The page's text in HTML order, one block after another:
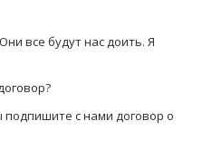
все будут нас доить. Я
с нами договор о